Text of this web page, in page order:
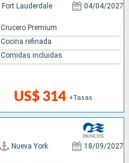
Fort Lauderdale 04/04/2027
US$ 314 +Tasas
Crucero Premium
Cocina refinada
Comidas incluidas
Nueva York 18/09/2027